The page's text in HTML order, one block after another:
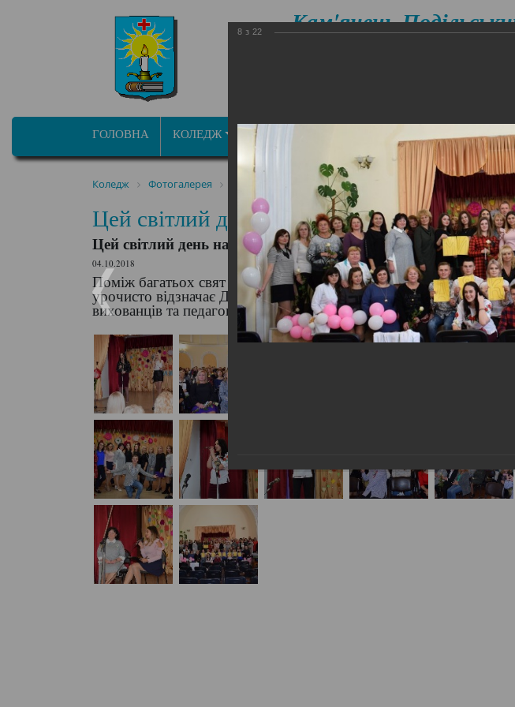
Кам'янець-
ГОЛОВНА КОЛЕДЖ ОСВІТНЬО ПРОФЕСІЙНІ
ПРОГРАМИ/СПЕЦІАЛЬНОСТІ ЦИКЛОВІ
Коледж Фотогалерея Цей світлий день належить Вам по праву
Цей світлий день належить Вам по праву
Цей світлий день належить Вам по праву
04.10.2018
Поміж багатьох свят у календарі є день, коли настрій усієї
урочисто відзначає День працівників освіти, день, коли
вихованців та педагогів.
8 з 22